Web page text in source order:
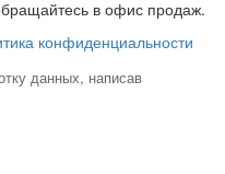
в офис продаж.
конфиденциальности
данных, написав